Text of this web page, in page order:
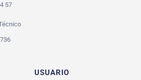
57
USUARIO